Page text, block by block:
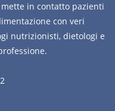
in contatto pazienti
con veri
nutrizionisti, dietologi e